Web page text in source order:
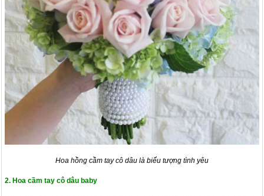
Hoa hồng cầm tay cô dâu là biểu tượng tình yêu
2. Hoa cầm tay cô dâu baby